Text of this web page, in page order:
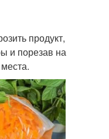
продукт,
и порезав на